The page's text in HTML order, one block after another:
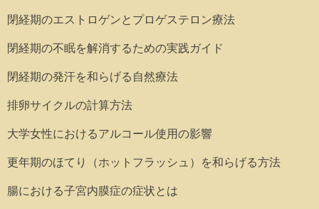
閉経期のエストロゲンとプロゲステロン療法
閉経期の不眠を解消するための実践ガイド
閉経期の発汗を和らげる自然療法
排卵サイクルの計算方法
大学女性におけるアルコール使用の影響
更年期のほてり（ホットフラッシュ）を和らげる方法
腸における子宮内膜症の症状とは